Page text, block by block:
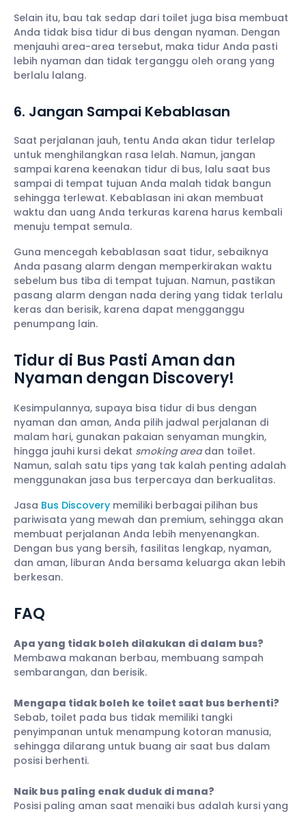
Selain itu, bau tak sedap dari toilet juga bisa membuat
Anda tidak bisa tidur di bus dengan nyaman. Dengan
menjauhi area-area tersebut, maka tidur Anda pasti
lebih nyaman dan tidak terganggu oleh orang yang
berlalu lalang.
6. Jangan Sampai Kebablasan
Saat perjalanan jauh, tentu Anda akan tidur terlelap
untuk menghilangkan rasa lelah. Namun, jangan
sampai karena keenakan tidur di bus, lalu saat bus
sampai di tempat tujuan Anda malah tidak bangun
sehingga terlewat. Kebablasan ini akan membuat
waktu dan uang Anda terkuras karena harus kembali
menuju tempat semula.
Guna mencegah kebablasan saat tidur, sebaiknya
Anda pasang alarm dengan memperkirakan waktu
sebelum bus tiba di tempat tujuan. Namun, pastikan
pasang alarm dengan nada dering yang tidak terlalu
keras dan berisik, karena dapat mengganggu
penumpang lain.
Tidur di Bus Pasti Aman dan
Nyaman dengan Discovery!
Kesimpulannya, supaya bisa tidur di bus dengan
nyaman dan aman, Anda pilih jadwal perjalanan di
malam hari, gunakan pakaian senyaman mungkin,
hingga jauhi kursi dekat smoking areadan toilet.
Namun, salah satu tips yang tak kalah penting adalah
menggunakan jasa bus terpercaya dan berkualitas.
Jasa Bus Discovery memiliki berbagai pilihan bus
pariwisata yang mewah dan premium, sehingga akan
membuat perjalanan Anda lebih menyenangkan.
Dengan bus yang bersih, fasilitas lengkap, nyaman,
dan aman, liburan Anda bersama keluarga akan lebih
berkesan.
FAQ
Apa yang tidak boleh dilakukan di dalam bus?
Membawa makanan berbau, membuang sampah
sembarangan, dan berisik.
Mengapa tidak boleh ke toilet saat bus berhenti?
Sebab, toilet pada bus tidak memiliki tangki
penyimpanan untuk menampung kotoran manusia,
sehingga dilarang untuk buang air saat bus dalam
posisi berhenti.
Naik bus paling enak duduk di mana?
Posisi paling aman saat menaiki bus adalah kursi yang